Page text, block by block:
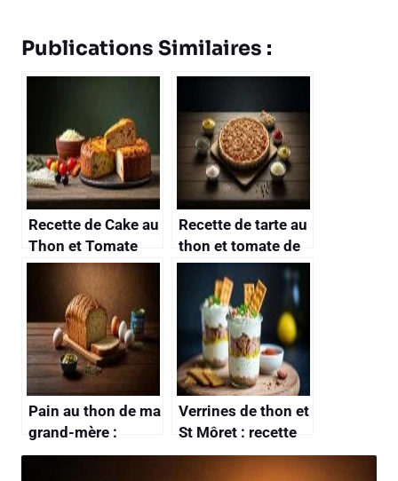
Publications Similaires :
Recette de Cake au
Thon et Tomate
Recette de tarte au
thon et tomate de
ma grand-mère
Pain au thon de ma
grand-mère :
découvrez la
Verrines de thon et
St Môret : recette
facile et rapide